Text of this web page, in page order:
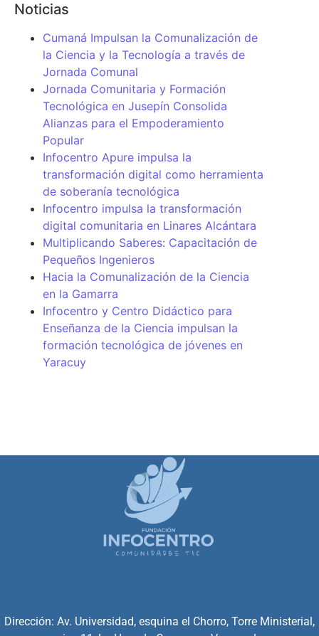
Noticias
Cumaná Impulsan la Comunalización de
la Ciencia y la Tecnología a través de
Jornada Comunal
Jornada Comunitaria y Formación
Tecnológica en Jusepín Consolida
Alianzas para el Empoderamiento
Popular
Infocentro Apure impulsa la
transformación digital como herramienta
de soberanía tecnológica
Infocentro impulsa la transformación
digital comunitaria en Linares Alcántara
Multiplicando Saberes: Capacitación de
Pequeños Ingenieros
Hacia la Comunalización de la Ciencia
en la Gamarra
Infocentro y Centro Didáctico para
Enseñanza de la Ciencia impulsan la
formación tecnológica de jóvenes en
Yaracuy
Dirección: Av. Universidad, esquina el Chorro, Torre Ministerial,